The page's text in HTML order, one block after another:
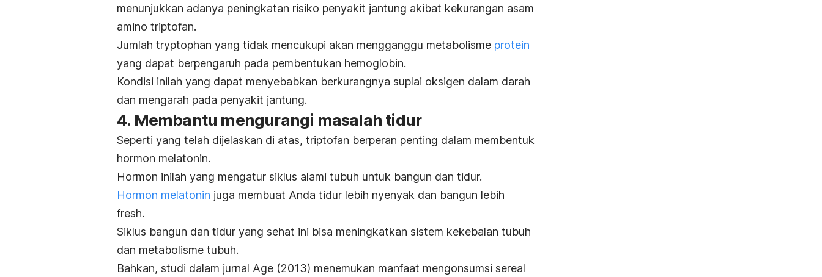
menunjukkan adanya peningkatan risiko penyakit jantung akibat kekurangan asam
amino triptofan.
Jumlah tryptophan yang tidak mencukupi akan mengganggu metabolisme protein
yang dapat berpengaruh pada pembentukan hemoglobin.
Kondisi inilah yang dapat menyebabkan berkurangnya suplai oksigen dalam darah
dan mengarah pada penyakit jantung.
4. Membantu mengurangi masalah tidur
Seperti yang telah dijelaskan di atas, triptofan berperan penting dalam membentuk
hormon melatonin.
Hormon inilah yang mengatur siklus alami tubuh untuk bangun dan tidur.
Hormon melatonin juga membuat Anda tidur lebih nyenyak dan bangun lebih
fresh.
Siklus bangun dan tidur yang sehat ini bisa meningkatkan sistem kekebalan tubuh
dan metabolisme tubuh.
Bahkan, studi dalam jurnal Age (2013) menemukan manfaat mengonsumsi sereal